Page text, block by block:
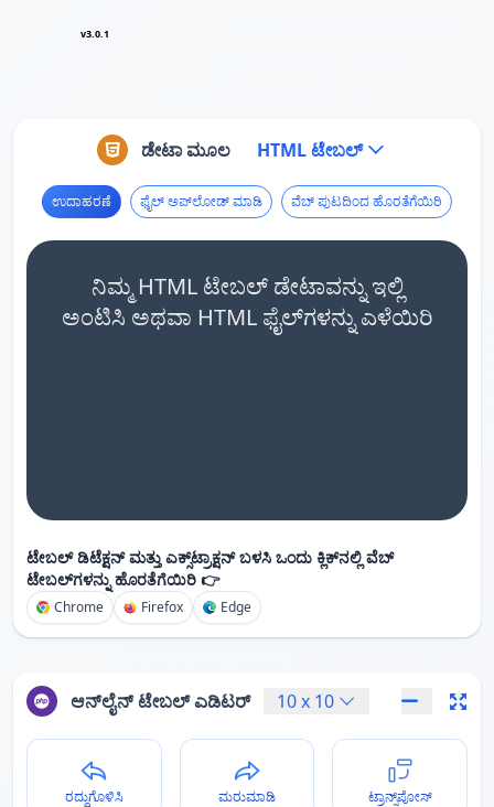
v3.0.1
ಡೇಟಾ ಮೂಲ HTML ಟೇಬಲ್
ಉದಾಹರಣೆ ಫೈಲ್ ಅಪ್‌ಲೋಡ್ ಮಾಡಿ ವೆಬ್ ಪುಟದಿಂದ ಹೊರತೆಗೆಯಿರಿ
ನಿಮ್ಮ HTML ಟೇಬಲ್ ಡೇಟಾವನ್ನು ಇಲ್ಲಿ
ಅಂಟಿಸಿ ಅಥವಾ HTML ಫೈಲ್‌ಗಳನ್ನು ಎಳೆಯಿರಿ
ಟೇಬಲ್ ಡಿಟೆಕ್ಷನ್ ಮತ್ತು ಎಕ್ಸ್‌ಟ್ರಾಕ್ಷನ್ ಬಳಸಿ ಒಂದು ಕ್ಲಿಕ್‌ನಲ್ಲಿ ವೆಬ್
ಟೇಬಲ್‌ಗಳನ್ನು ಹೊರತೆಗೆಯಿರಿ 👉
Chrome Firefox Edge
ಆನ್‌ಲೈನ್ ಟೇಬಲ್ ಎಡಿಟರ್ 10x 10
ರದ್ದುಗೊಳಿಸಿ ಮರುಮಾಡಿ ಟ್ರಾನ್ಸ್‌ಪೋಸ್